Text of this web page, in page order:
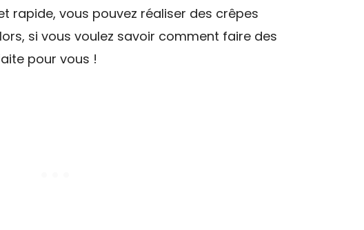
rapide, vous pouvez réaliser des crêpes
si vous voulez savoir comment faire des
pour vous !